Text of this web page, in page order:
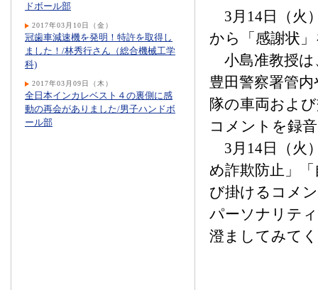
3月14日（火
から「感謝状
小島准教授は
豊田警察署管
隊の車両およ
コメントを録
3月14日（火
め詐欺防止」
び掛けるコメ
パーソナリテ
澄ましてみて
ドボール部
2017年03月10日（金）
冠歯車減速機を発明！特許を取得し
ました！/林秀行さん（総合機械工学
科)
2017年03月09日（木）
全日本インカレベスト４の裏側に感
動の再会がありました/男子ハンドボ
ール部